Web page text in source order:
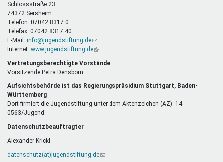
Schlossstraße 23
74372 Sersheim
Telefon: 07042 8317 0
Telefax: 07042 8317 40
E-Mail: info@jugendstiftung.de(Link
sendet
Mail)
Internet: www.jugendstiftung.de(Link
extern)
Vertretungsberechtigte Vorstände
Vorsitzende Petra Densborn
Aufsichtsbehörde ist das Regierungspräsidium Stuttgart, Baden-
Württemberg
Dort firmiert die Jugendstiftung unter dem Aktenzeichen (AZ): 14-
0563/Jugend
Datenschutzbeauftragter
Alexander Krickl
datenschutz(at)jugendstiftung.de(Link